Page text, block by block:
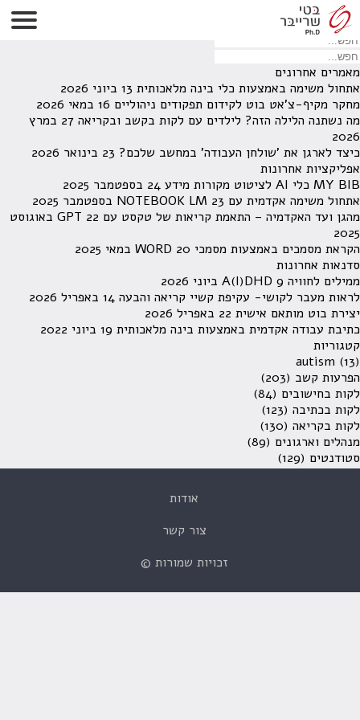
לא נמצאו תוצאות תחת קטגוריה זו.
מחפש משהו מסויים? השתמש בחיפוש
מאמרים אחרונים
אתחול משימה באמצעות כלי בינה מלאכותית 13 ביוני 2026
מחקר מקיף-צ'אט בוט לקידום תפקודים ניהוליים 16 במאי 2026
מה נשתנה הלילה הזה? לילדים עם לקות בקשב ובקריאה
27 במרץ
2026
כיצד לארגן את 'שולחן העבודה' במחשב שלכם? 23 בינואר 2026
אפליקציות אחרונות
MY BIB כלי AI לציטוט מקורות מידע
24 בספטמבר 2025
אתחול משימה אקדמית עם NOTEBOOK LM 23 בספטמבר 2025
מהגן ועד האקדמיה – התאמת קריאות של טקסט עם GPT
22 באוגוסט
2025
הקראת מסמכים באמצעות מסמכי WORD 20 במאי 2025
סדנאות אחרונות
ממילים לחוויה A(I)DHD 9 ביוני 2026
לראות מעבר לקושי- עקיפת קשיי קריאה והבעה 14 באפריל 2026
יצירת בוט מותאם אישית 22 באפריל 2026
כתיבת עבודה אקדמית באמצעות בינה מלאכותית 19 ביוני 2022
קטגוריות
autism (13)
הפרעות קשב (203)
לקות בחישובים (84)
לקות בכתיבה (123)
לקות בקריאה (130)
מנהלים וארגונים (89)
סטודנטים (129)
אודות
צור קשר
זכויות שמורות ©